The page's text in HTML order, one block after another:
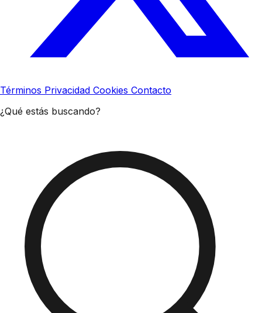
Términos Privacidad Cookies Contacto
¿Qué estás buscando?